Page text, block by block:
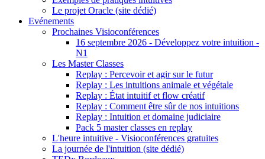
Le projet Oracle (site dédié)
Evénements
Prochaines Visioconférences
16 septembre 2026 - Développez votre intuition -
N1
Les Master Classes
Replay : Percevoir et agir sur le futur
Replay : Les intuitions animale et végétale
Replay : État intuitif et flow créatif
Replay : Comment être sûr de nos intuitions
Replay : Intuition et domaine judiciaire
Pack 5 master classes en replay
L'heure intuitive - Visioconférences gratuites
La journée de l'intuition (site dédié)